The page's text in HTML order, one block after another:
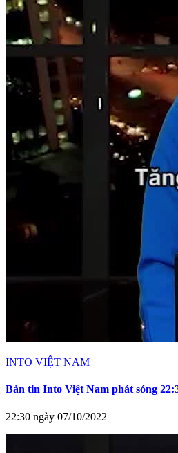
INTO VIỆT NAM
Bản tin Into Việt Nam phát sóng
22:30 ngày 07/10/2022